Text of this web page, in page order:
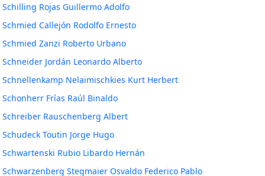
Schilling Rojas Guillermo Adolfo
Schmied Callejón Rodolfo Ernesto
Schmied Zanzi Roberto Urbano
Schneider Jordán Leonardo Alberto
Schnellenkamp Nelaimischkies Kurt Herbert
Schonherr Frías Raúl Binaldo
Schreiber Rauschenberg Albert
Schudeck Toutin Jorge Hugo
Schwartenski Rubio Libardo Hernán
Schwarzenberg Stegmaier Osvaldo Federico Pablo